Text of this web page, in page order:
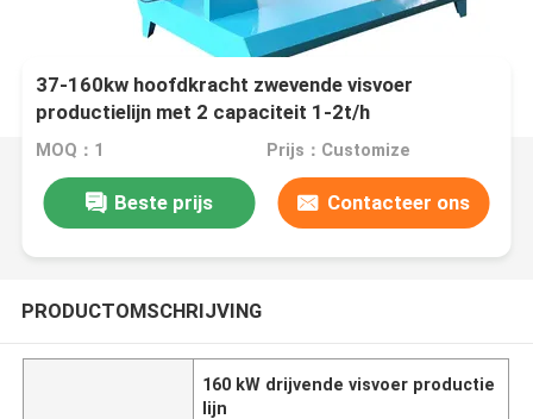
37-160kw hoofdkracht zwevende visvoer
productielijn met 2 capaciteit 1-2t/h
MOQ：1 Prijs：Customize
Beste prijs Contacteer ons
PRODUCTOMSCHRIJVING
160 kW drijvende visvoer productie
lijn